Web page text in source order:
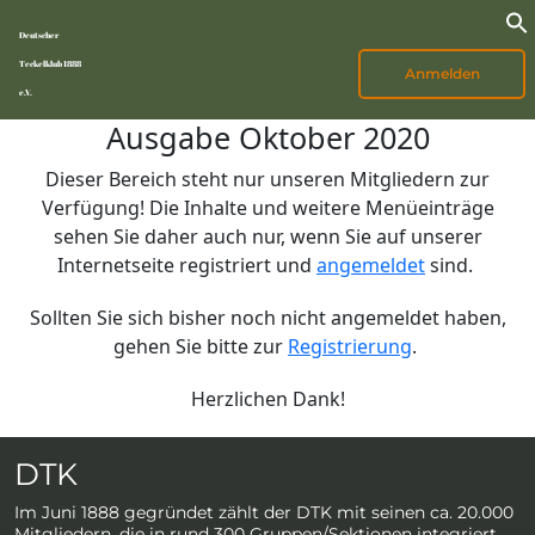
Deutscher
Teckelklub 1888
e.V.
Anmelden
Ausgabe Oktober 2020
Dieser Bereich steht nur unseren Mitgliedern zur
Verfügung! Die Inhalte und weitere Menüeinträge
sehen Sie daher auch nur, wenn Sie auf unserer
Internetseite registriert und angemeldetsind.
Sollten Sie sich bisher noch nicht angemeldet haben,
gehen Sie bitte zur Registrierung.
Herzlichen Dank!
DTK
Im Juni 1888 gegründet zählt der DTK mit seinen ca. 20.000